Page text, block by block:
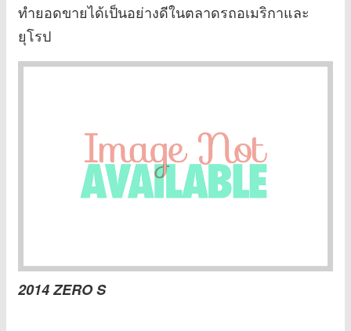
ทำยอดขายได้เป็นอย่างดีในตลาดรถอเมริกาและ
ยุโรป
2014 ZERO S